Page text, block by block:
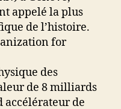
appelé la plus
de l’histoire.
des
de 8 milliards
accélérateur de